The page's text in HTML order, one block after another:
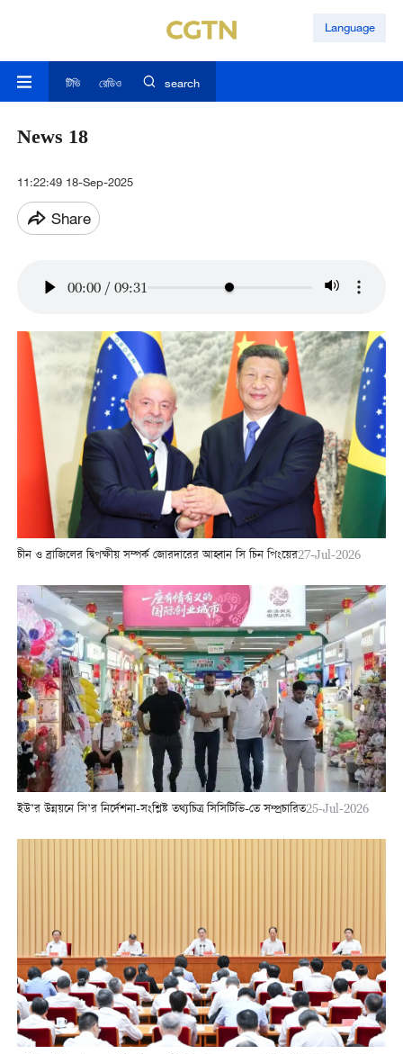
Language
টিভি রেডিও search
News 18
11:22:49 18-Sep-2025
Share
00:00 / 09:31
চীন ও ব্রাজিলের দ্বিপক্ষীয় সম্পর্ক জোরদারের আহ্বান সি চিন পিংয়ের27-Jul-2026
ইউ’র উন্নয়নে সি’র নির্দেশনা-সংশ্লিষ্ট তথ্যচিত্র সিসিটিভি-তে সম্প্রচারিত25-Jul-2026